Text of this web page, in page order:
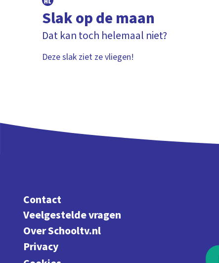
Slak op de maan
Dat kan toch helemaal niet?
Deze slak ziet ze vliegen!
Contact
Veelgestelde vragen
Over Schooltv.nl
Privacy